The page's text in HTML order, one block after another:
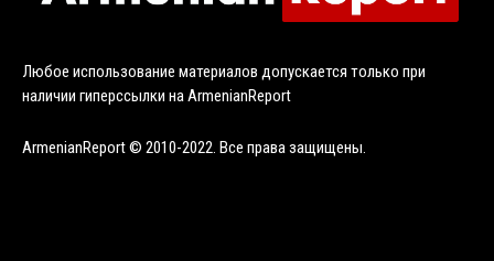
Любое использование материалов допускается только при
наличии гиперссылки на ArmenianReport
ArmenianReport © 2010-2022. Все права защищены.